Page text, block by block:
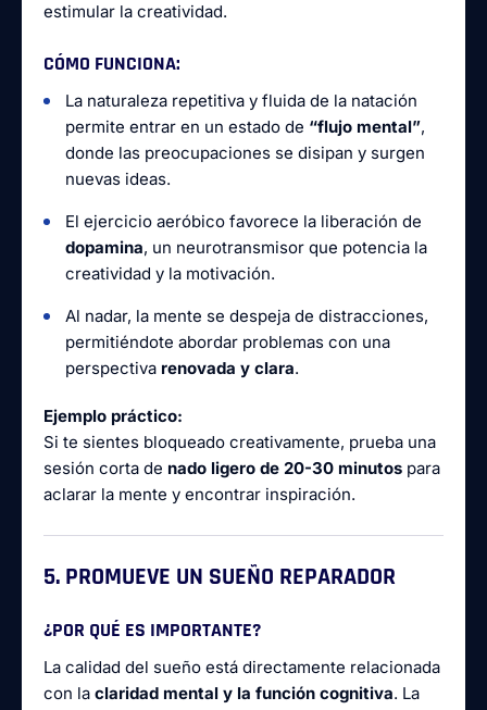
estimular la creatividad.
CÓMO FUNCIONA:
La naturaleza repetitiva y fluida de la natación
permite entrar en un estado de “flujo mental”,
donde las preocupaciones se disipan y surgen
nuevas ideas.
El ejercicio aeróbico favorece la liberación de
dopamina, un neurotransmisor que potencia la
creatividad y la motivación.
Al nadar, la mente se despeja de distracciones,
permitiéndote abordar problemas con una
perspectiva renovada y clara.
Ejemplo práctico:
Si te sientes bloqueado creativamente, prueba una
sesión corta de nado ligero de 20-30 minutos para
aclarar la mente y encontrar inspiración.
5. PROMUEVE UN SUEÑO REPARADOR
¿POR QUÉ ES IMPORTANTE?
La calidad del sueño está directamente relacionada
con la claridad mental y la función cognitiva. La